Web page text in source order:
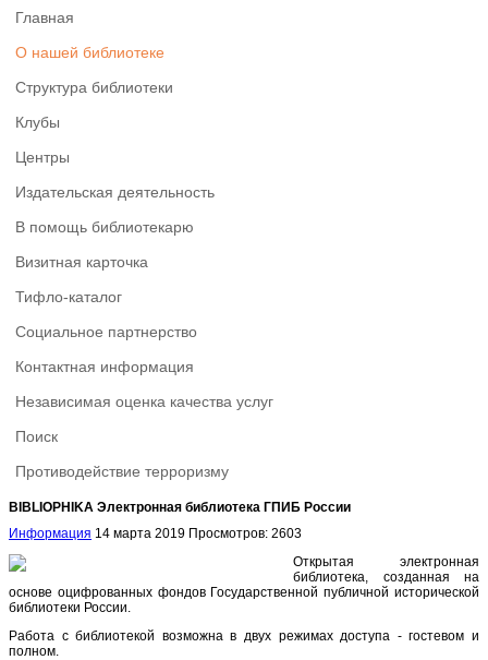
Главная
О нашей библиотеке
Структура библиотеки
Клубы
Центры
Издательская деятельность
В помощь библиотекарю
Визитная карточка
Тифло-каталог
Социальное партнерство
Контактная информация
Независимая оценка качества услуг
Поиск
Противодействие терроризму
BIBLIOPHIKA Электронная библиотека ГПИБ России
Информация 14 марта 2019 Просмотров: 2603
Открытая электронная
библиотека, созданная на
основе оцифрованных фондов Государственной публичной исторической
библиотеки России.
Работа с библиотекой возможна в двух режимах доступа - гостевом и
полном.